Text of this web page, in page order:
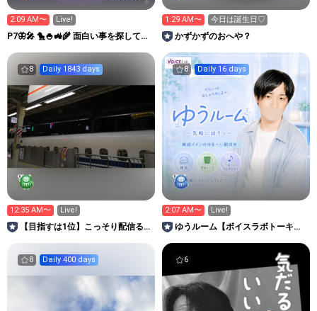
2:09 AM〜 Live!
P7🦋🎤 🐤🍚🚜🌾 面白い事を探してこ
1:29 AM〜 今日は誕生日♡
かずかずのおへや？
8 Daily 1843 days
12:35 AM〜 Live!
【目指すは1位】こっそり配信るー
8 Daily 16 days
2:07 AM〜 Live!
ゆうルーム【ボイスラボトーキョ
8 Daily 400 days 6